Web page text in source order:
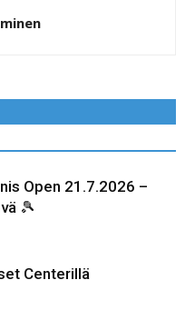
Open 21.7.2026 –
🎾
Centerillä